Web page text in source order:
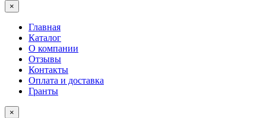
×
Главная
Каталог
О компании
Отзывы
Контакты
Оплата и доставка
Гранты
×